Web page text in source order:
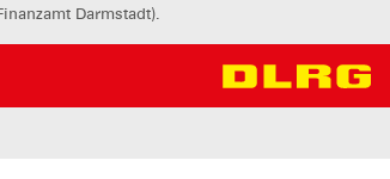
Darmstadt).